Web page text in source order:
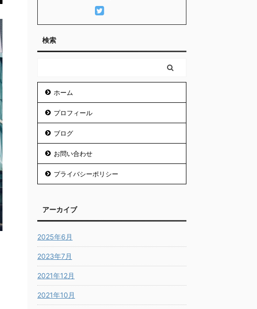
検索
ホーム
プロフィール
ブログ
お問い合わせ
プライバシーポリシー
アーカイブ
2025年6月
2023年7月
2021年12月
2021年10月